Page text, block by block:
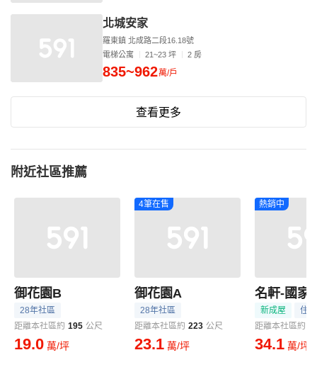
北城安家
羅東鎮 北成路二段16.18號
電梯公寓
21~23 坪 2 房
835~962萬/戶
查看更多
附近社區推薦
御花園B
28年社區
距離本社區約 195 公尺
19.0 萬/坪
4筆在售
御花園A
28年社區
距離本社區約 223 公尺
23.1 萬/坪
熱銷中
新成屋
住
距離本社區約
34.1 萬/坪